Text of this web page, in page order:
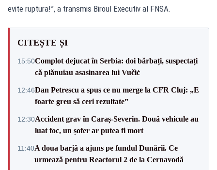
evite ruptura!”, a transmis Biroul Executiv al FNSA.
CITEȘTE ȘI
15:50Complot dejucat în Serbia: doi bărbați, suspectați
că plănuiau asasinarea lui Vučić
12:46Dan Petrescu a spus ce nu merge la CFR Cluj: „E
foarte greu să ceri rezultate”
12:30Accident grav în Caraș-Severin. Două vehicule au
luat foc, un șofer ar putea fi mort
11:40A doua barjă a ajuns pe fundul Dunării. Ce
urmează pentru Reactorul 2 de la Cernavodă